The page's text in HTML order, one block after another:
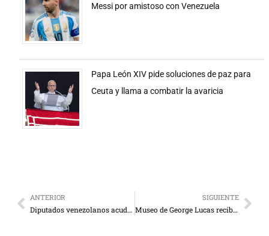
Messi por amistoso con Venezuela
Papa León XIV pide soluciones de paz para
Ceuta y llama a combatir la avaricia
ANTERIOR
Diputados venezolanos acudirán al Congreso brasileño
SIGUIENTE
Museo de George Lucas recibe zancadilla